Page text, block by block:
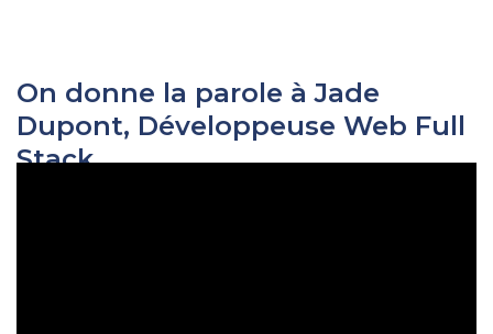
On donne la parole à Jade
Dupont, Développeuse Web Full
Stack.